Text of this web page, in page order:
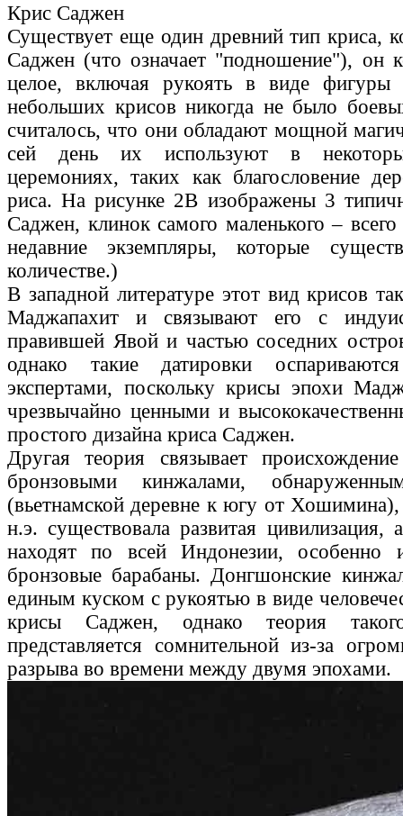
Крис Саджен
Существует еще один древний тип криса,
Саджен (что означает "подношение"), он
целое, включая рукоять в виде фигуры
небольших крисов никогда не было
считалось, что они обладают мощной
сей день их используют в
церемониях, таких как благословение
риса. На рисунке 2B изображены 3
Саджен, клинок самого маленького –
недавние экземпляры, которые
количестве.)
В западной литературе этот вид крисов
Маджапахит и связывают его с
правившей Явой и частью соседних
однако такие датировки
экспертами, поскольку крисы эпохи
чрезвычайно ценными и
простого дизайна криса Саджен.
Другая теория связывает
бронзовыми кинжалами,
(вьетнамской деревне к югу от
н.э. существовала развитая цивилизация,
находят по всей Индонезии, особенно
бронзовые барабаны. Донгшонские
единым куском с рукоятью в виде
крисы Саджен, однако теория
представляется сомнительной из-за
разрыва во времени между двумя эпохами.